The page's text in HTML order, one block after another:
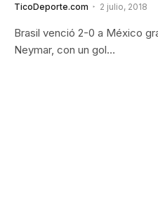
TicoDeporte.com 2 julio, 2018
Brasil venció 2-0 a México
Neymar, con un gol…